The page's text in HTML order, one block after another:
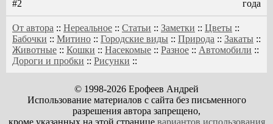
#2
года
От автора :: Нереальное :: Статьи :: Заметки :: Цветы ::
Бабочки :: Митино :: Городские виды :: Природа :: Закаты ::
Животные :: Кошки :: Насекомые :: Разное :: Автомобили ::
Дороги и пробки :: Рисунки ::
© 1998-2026 Ерофеев Андрей
Использование материалов с сайта без письменного
разрешения автора запрещено,
кроме указанных на этой странице вариантов использования